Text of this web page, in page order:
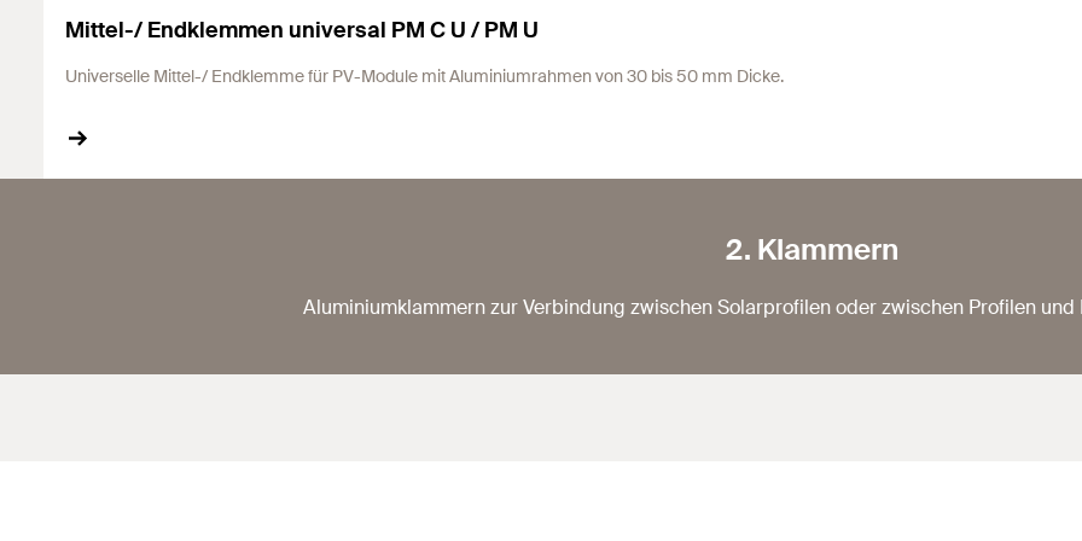
Mittel-/ Endklemmen universal PM C U / PM U
Universelle Mittel-/ Endklemme für PV-Module mit Aluminiumrahmen von 30 bis 50 mm Dicke.
2. Klammern
Aluminiumklammern zur Verbindung zwischen Solarprofilen oder zwischen Profilen